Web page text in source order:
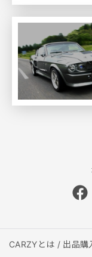
CARZYとは / 出品購